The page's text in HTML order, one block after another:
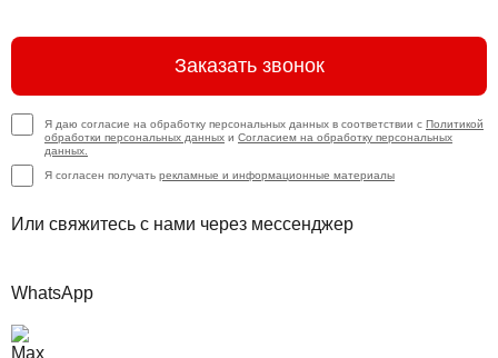
Заказать звонок
Я даю согласие на обработку персональных данных в соответствии с Политикой
обработки персональных данных и Согласием на обработку персональных
данных.
Я согласен получать рекламные и информационные материалы
Или свяжитесь с нами через мессенджер
WhatsApp